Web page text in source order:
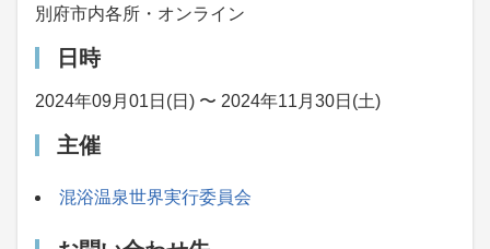
別府市内各所・オンライン
日時
2024年09月01日(日) 〜 2024年11月30日(土)
主催
混浴温泉世界実行委員会